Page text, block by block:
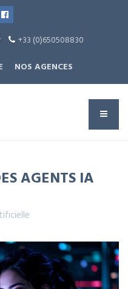
+33 (0)650508830
NOS AGENCES
AGENTS IA